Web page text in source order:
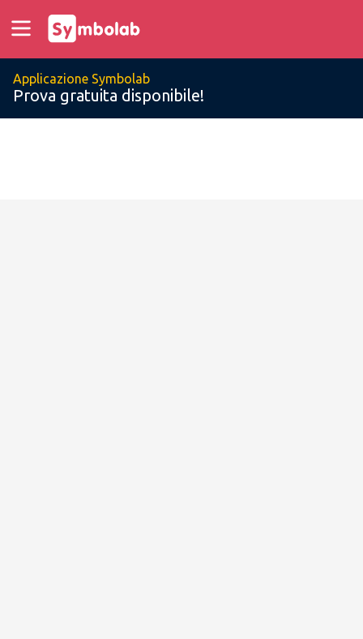
Applicazione Symbolab
Prova gratuita disponibile!